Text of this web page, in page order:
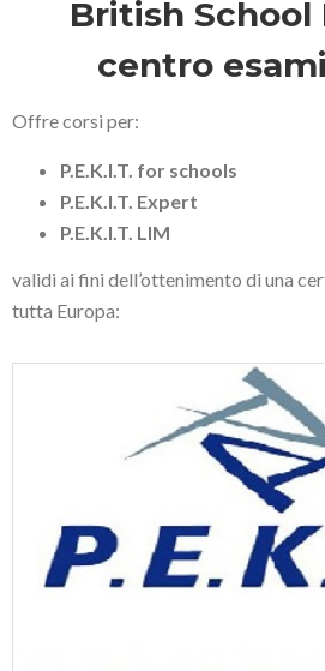
British School
centro
Offre corsi per:
P.E.K.I.T. for schools
P.E.K.I.T. Expert
P.E.K.I.T. LIM
validi ai fini dell’ottenimento di una
tutta Europa: